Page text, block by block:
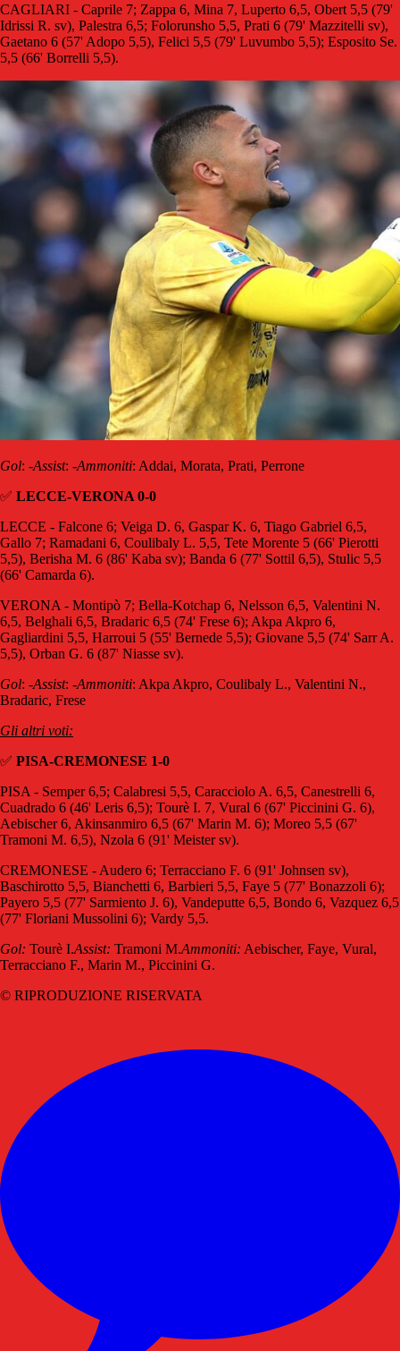
CAGLIARI - Caprile 7; Zappa 6, Mina 7, Luperto 6,5, Obert 5,5 (79'
Idrissi R. sv), Palestra 6,5; Folorunsho 5,5, Prati 6 (79' Mazzitelli sv),
Gaetano 6 (57' Adopo 5,5), Felici 5,5 (79' Luvumbo 5,5); Esposito Se.
5,5 (66' Borrelli 5,5).
Gol: -Assist: -Ammoniti: Addai, Morata, Prati, Perrone
✅ LECCE-VERONA 0-0
LECCE - Falcone 6; Veiga D. 6, Gaspar K. 6, Tiago Gabriel 6,5,
Gallo 7; Ramadani 6, Coulibaly L. 5,5, Tete Morente 5 (66' Pierotti
5,5), Berisha M. 6 (86' Kaba sv); Banda 6 (77' Sottil 6,5), Stulic 5,5
(66' Camarda 6).
VERONA - Montipò 7; Bella-Kotchap 6, Nelsson 6,5, Valentini N.
6,5, Belghali 6,5, Bradaric 6,5 (74' Frese 6); Akpa Akpro 6,
Gagliardini 5,5, Harroui 5 (55' Bernede 5,5); Giovane 5,5 (74' Sarr A.
5,5), Orban G. 6 (87' Niasse sv).
Gol: -Assist: -Ammoniti: Akpa Akpro, Coulibaly L., Valentini N.,
Bradaric, Frese
Gli altri voti:
✅ PISA-CREMONESE 1-0
PISA - Semper 6,5; Calabresi 5,5, Caracciolo A. 6,5, Canestrelli 6,
Cuadrado 6 (46' Leris 6,5); Tourè I. 7, Vural 6 (67' Piccinini G. 6),
Aebischer 6, Akinsanmiro 6,5 (67' Marin M. 6); Moreo 5,5 (67'
Tramoni M. 6,5), Nzola 6 (91' Meister sv).
CREMONESE - Audero 6; Terracciano F. 6 (91' Johnsen sv),
Baschirotto 5,5, Bianchetti 6, Barbieri 5,5, Faye 5 (77' Bonazzoli 6);
Payero 5,5 (77' Sarmiento J. 6), Vandeputte 6,5, Bondo 6, Vazquez 6,5
(77' Floriani Mussolini 6); Vardy 5,5.
Gol: Tourè I.Assist: Tramoni M.Ammoniti: Aebischer, Faye, Vural,
Terracciano F., Marin M., Piccinini G.
© RIPRODUZIONE RISERVATA